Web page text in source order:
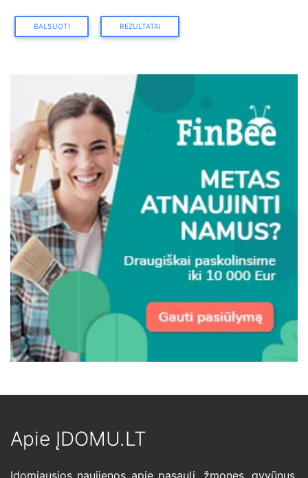
BALSUOTI REZULTATAI
Apie ĮDOMU.LT
Įdomiausios naujienos apie pasaulį, žmones, gyvūnus,